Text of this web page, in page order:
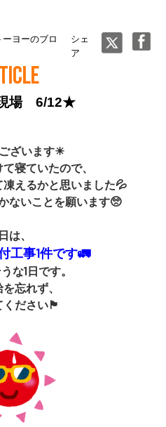
ーヨーのブロ
シェ
ア
場 6/12★